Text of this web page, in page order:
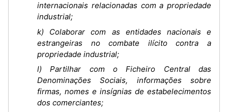
internacionais relacionadas com a propriedade
industrial;
k) Colaborar com as entidades nacionais e
estrangeiras no combate ilícito contra a
propriedade industrial;
l) Partilhar com o Ficheiro Central das
Denominações Sociais, informações sobre
firmas, nomes e insígnias de estabelecimentos
dos comerciantes;